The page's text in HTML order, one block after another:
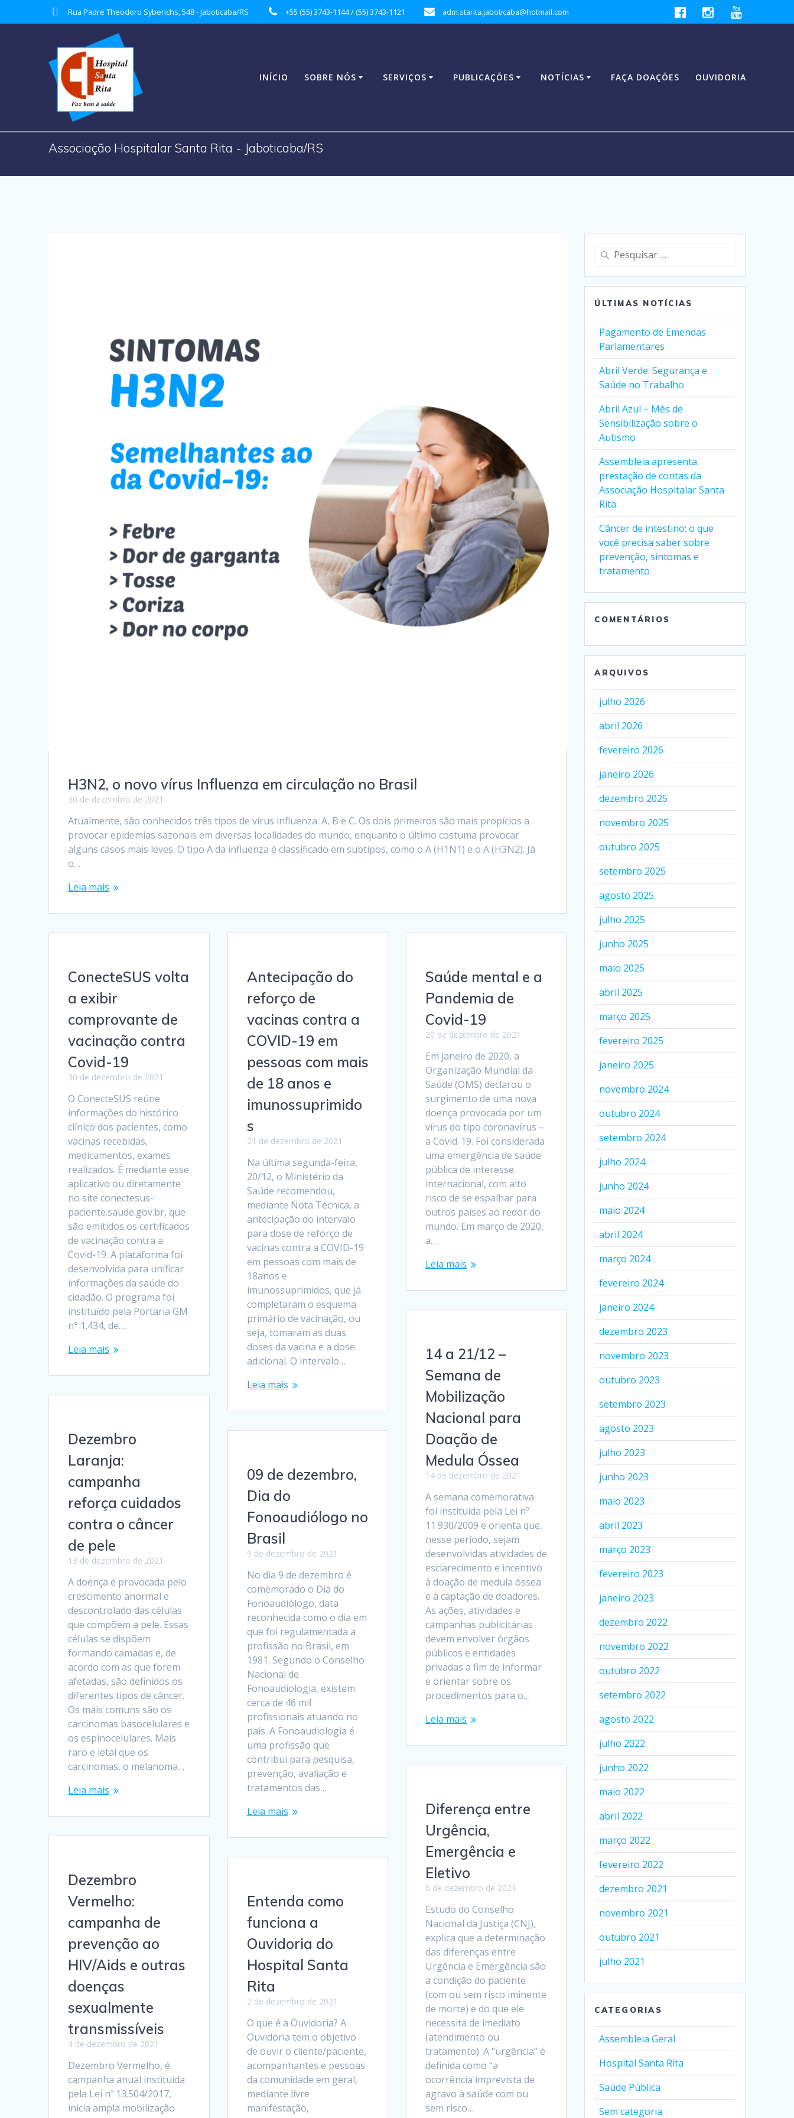
to
Rua Padre Theodoro Syberichs, 548 - Jaboticaba/RS +55 (55) 3743-1144 / (55) 3743-1121 adm.starita.jaboticaba@hotmail.com
INÍCIO SOBRE NÓS SERVIÇOS PUBLICAÇÕES NOTÍCIAS FAÇA DOAÇÕES OUVIDORIA
Associação Hospitalar Santa Rita - Jaboticaba/RS
H3N2, o novo vírus Influenza em circulação no Brasil
30 de dezembro de 2021
Atualmente, são conhecidos três tipos de vírus influenza: A, B e C. Os dois primeiros são mais propícios a
provocar epidemias sazonais em diversas localidades do mundo, enquanto o último costuma provocar
alguns casos mais leves. O tipo A da influenza é classificado em subtipos, como o A (H1N1) e o A (H3N2). Já
o…
Leia mais
ConecteSUS volta
a exibir
comprovante de
vacinação contra
Covid-19
30 de dezembro de 2021
O ConecteSUS reúne
informações do histórico
clínico dos pacientes, como
vacinas recebidas,
medicamentos, exames
realizados. É mediante esse
aplicativo ou diretamente
no site conectesus-
paciente.saude.gov.br, que
são emitidos os certificados
de vacinação contra a
Covid-19. A plataforma foi
desenvolvida para unificar
informações da saúde do
cidadão. O programa foi
instituído pela Portaria GM
n° 1.434, de…
Leia mais
Antecipação do
reforço de
vacinas contra a
COVID-19 em
pessoas com mais
de 18 anos e
imunossuprimido
s
21 de dezembro de 2021
Na última segunda-feira,
20/12, o Ministério da
Saúde recomendou,
mediante Nota Técnica, a
antecipação do intervalo
para dose de reforço de
vacinas contra a COVID-19
em pessoas com mais de
18anos e
imunossuprimidos, que já
completaram o esquema
primário de vacinação, ou
seja, tomaram as duas
doses da vacina e a dose
adicional. O intervalo…
Leia mais
Saúde mental e a
Pandemia de
Covid-19
20 de dezembro de 2021
Em janeiro de 2020, a
Organização Mundial da
Saúde (OMS) declarou o
surgimento de uma nova
doença provocada por um
vírus do tipo coronavírus –
a Covid-19. Foi considerada
uma emergência de saúde
pública de interesse
internacional, com alto
risco de se espalhar para
outros países ao redor do
mundo. Em março de 2020,
a…
Leia mais
14 a 21/12 –
Semana de
Mobilização
Nacional para
Doação de
Medula Óssea
14 de dezembro de 2021
A semana comemorativa
foi instituída pela Lei nº
11.930/2009 e orienta que,
nesse período, sejam
desenvolvidas atividades de
esclarecimento e incentivo
à doação de medula óssea
e à captação de doadores.
As ações, atividades e
campanhas publicitárias
devem envolver órgãos
públicos e entidades
privadas a fim de informar
e orientar sobre os
procedimentos para o…
Leia mais
Dezembro
Laranja:
campanha
reforça cuidados
contra o câncer
de pele
13 de dezembro de 2021
A doença é provocada pelo
crescimento anormal e
descontrolado das células
que compõem a pele. Essas
células se dispõem
formando camadas e, de
acordo com as que forem
afetadas, são definidos os
diferentes tipos de câncer.
Os mais comuns são os
carcinomas basocelulares e
os espinocelulares. Mais
raro e letal que os
carcinomas, o melanoma…
Leia mais
09 de dezembro,
Dia do
Fonoaudiólogo no
Brasil
9 de dezembro de 2021
No dia 9 de dezembro é
comemorado o Dia do
Fonoaudiólogo, data
reconhecida como o dia em
que foi regulamentada a
profissão no Brasil, em
1981. Segundo o Conselho
Nacional de
Fonoaudiologia, existem
cerca de 46 mil
profissionais atuando no
país. A Fonoaudiologia é
uma profissão que
contribui para pesquisa,
prevenção, avaliação e
tratamentos das…
Leia mais
Diferença entre
Urgência,
Emergência e
Eletivo
6 de dezembro de 2021
Estudo do Conselho
Nacional da Justiça (CNJ),
explica que a determinação
das diferenças entre
Urgência e Emergência são
a condição do paciente
(com ou sem risco iminente
de morte) e do que ele
necessita de imediato
(atendimento ou
tratamento). A “urgência” é
definida como “a
ocorrência imprevista de
agravo à saúde com ou
sem risco…
Dezembro
Vermelho:
campanha de
prevenção ao
HIV/Aids e outras
doenças
sexualmente
transmissíveis
4 de dezembro de 2021
Dezembro Vermelho, é
campanha anual instituída
pela Lei nº 13.504/2017,
inicia ampla mobilização
Entenda como
funciona a
Ouvidoria do
Hospital Santa
Rita
2 de dezembro de 2021
O que é a Ouvidoria? A
Ouvidoria tem o objetivo
de ouvir o cliente/paciente,
acompanhantes e pessoas
da comunidade em geral,
mediante livre
manifestação,
Pesquisar
por:
ÚLTIMAS NOTÍCIAS
Pagamento de Emendas
Parlamentares
Abril Verde: Segurança e
Saúde no Trabalho
Abril Azul – Mês de
Sensibilização sobre o
Autismo
Assembleia apresenta
prestação de contas da
Associação Hospitalar Santa
Rita
Câncer de intestino: o que
você precisa saber sobre
prevenção, sintomas e
tratamento
COMENTÁRIOS
ARQUIVOS
julho 2026
abril 2026
fevereiro 2026
janeiro 2026
dezembro 2025
novembro 2025
outubro 2025
setembro 2025
agosto 2025
julho 2025
junho 2025
maio 2025
abril 2025
março 2025
fevereiro 2025
janeiro 2025
novembro 2024
outubro 2024
setembro 2024
julho 2024
junho 2024
maio 2024
abril 2024
março 2024
fevereiro 2024
janeiro 2024
dezembro 2023
novembro 2023
outubro 2023
setembro 2023
agosto 2023
julho 2023
junho 2023
maio 2023
abril 2023
março 2023
fevereiro 2023
janeiro 2023
dezembro 2022
novembro 2022
outubro 2022
setembro 2022
agosto 2022
julho 2022
junho 2022
maio 2022
abril 2022
março 2022
fevereiro 2022
dezembro 2021
novembro 2021
outubro 2021
julho 2021
CATEGORIAS
Assembleia Geral
Hospital Santa Rita
Saúde Pública
Sem categoria